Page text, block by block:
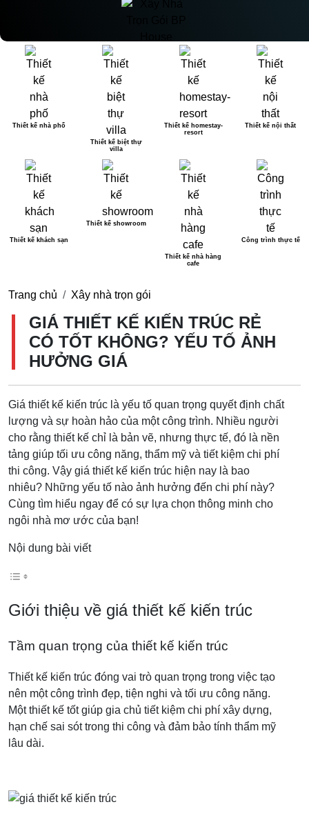
Thiết kế nhà phố
Thiết kế biệt thự
villa
Thiết kế homestay-
resort
Thiết kế nội thất
Thiết kế khách sạn
Thiết kế showroom
Thiết kế nhà hàng
cafe
Công trình thực tế
Trang chủ Xây nhà trọn gói
GIÁ THIẾT KẾ KIẾN TRÚC RẺ
CÓ TỐT KHÔNG? YẾU TỐ ẢNH
HƯỞNG GIÁ
Giá thiết kế kiến trúc là yếu tố quan trọng quyết định chất
lượng và sự hoàn hảo của một công trình. Nhiều người
cho rằng thiết kế chỉ là bản vẽ, nhưng thực tế, đó là nền
tảng giúp tối ưu công năng, thẩm mỹ và tiết kiệm chi phí
thi công. Vậy giá thiết kế kiến trúc hiện nay là bao
nhiêu? Những yếu tố nào ảnh hưởng đến chi phí này?
Cùng tìm hiểu ngay để có sự lựa chọn thông minh cho
ngôi nhà mơ ước của bạn!
Nội dung bài viết
Giới thiệu về giá thiết kế kiến trúc
Tầm quan trọng của thiết kế kiến trúc
Thiết kế kiến trúc đóng vai trò quan trọng trong việc tạo
nên một công trình đẹp, tiện nghi và tối ưu công năng.
Một thiết kế tốt giúp gia chủ tiết kiệm chi phí xây dựng,
hạn chế sai sót trong thi công và đảm bảo tính thẩm mỹ
lâu dài.